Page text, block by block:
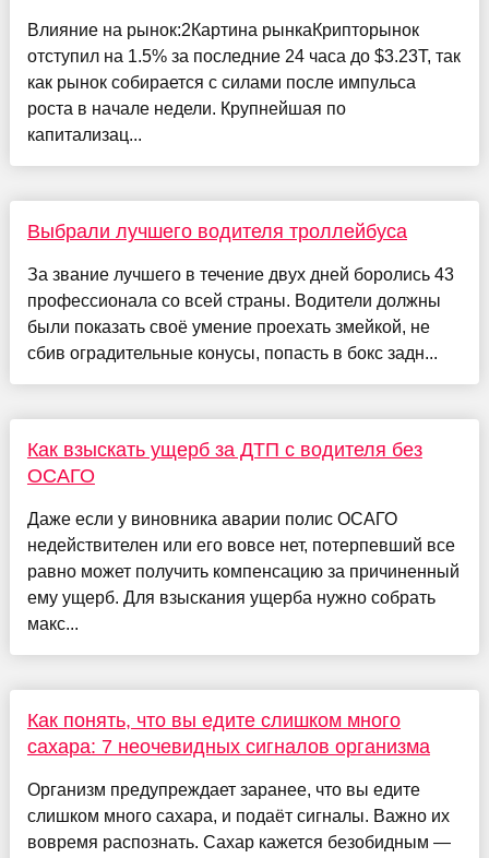
Влияние на рынок:2Картина рынкаКрипторынок
отступил на 1.5% за последние 24 часа до $3.23T, так
как рынок собирается с силами после импульса
роста в начале недели. Крупнейшая по
капитализац...
Выбрали лучшего водителя троллейбуса
За звание лучшего в течение двух дней боролись 43
профессионала со всей страны. Водители должны
были показать своё умение проехать змейкой, не
сбив оградительные конусы, попасть в бокс задн...
Как взыскать ущерб за ДТП с водителя без
ОСАГО
Даже если у виновника аварии полис ОСАГО
недействителен или его вовсе нет, потерпевший все
равно может получить компенсацию за причиненный
ему ущерб. Для взыскания ущерба нужно собрать
макс...
Как понять, что вы едите слишком много
сахара: 7 неочевидных сигналов организма
Организм предупреждает заранее, что вы едите
слишком много сахара, и подаёт сигналы. Важно их
вовремя распознать. Сахар кажется безобидным —